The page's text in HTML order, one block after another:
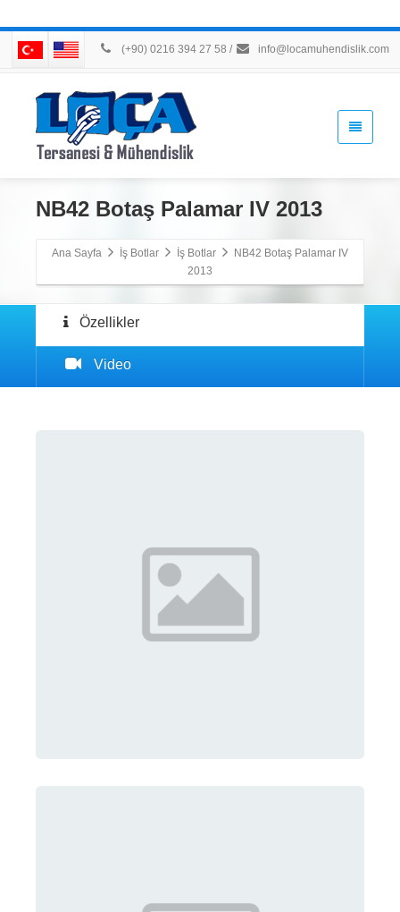
(+90) 0216 394 27 58 / info@locamuhendislik.com
NB42 Botaş Palamar IV 2013
Ana Sayfa İş Botlar İş Botlar
NB42 Botaş Palamar IV
2013
Özellikler
Video